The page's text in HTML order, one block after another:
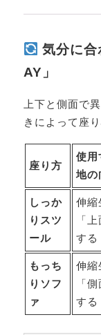
気分に
AY」
上下と側面で
きによって座
座り方
使用
地の
しっか
りスツ
ール
伸縮
「
する
もっち
りソフ
ァ
伸縮
「
する